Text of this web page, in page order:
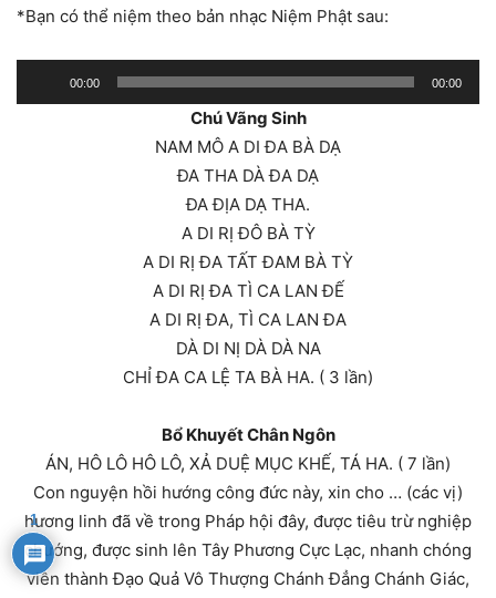
*Bạn có thể niệm theo bản nhạc Niệm Phật sau:
chơi
00:00 00:00
Chú Vãng Sinh
NAM MÔ A DI ĐA BÀ DẠ
ÐA THA DÀ ĐA DẠ
ÐA ĐỊA DẠ THA.
A DI RỊ ĐÔ BÀ TỲ
A DI RỊ ĐA TẤT ĐAM BÀ TỲ
A DI RỊ ĐA TÌ CA LAN ĐẾ
A DI RỊ ĐA, TÌ CA LAN ĐA
DÀ DI NỊ DÀ DÀ NA
CHỈ ĐA CA LỆ TA BÀ HA. ( 3 lần)
Bổ Khuyết Chân Ngôn
ÁN, HÔ LÔ HÔ LÔ, XẢ DUỆ MỤC KHẾ, TÁ HA. ( 7 lần)
Con nguyện hồi hướng công đức này, xin cho … (các vị)
hương linh đã về trong Pháp hội đây, được tiêu trừ nghiệp
chướng, được sinh lên Tây Phương Cực Lạc, nhanh chóng
viên thành Đạo Quả Vô Thượng Chánh Đẳng Chánh Giác,
1